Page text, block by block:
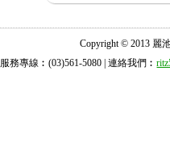
Copyright © 2013 麗
服務專線︰(03)561-5080 | 連絡我們︰